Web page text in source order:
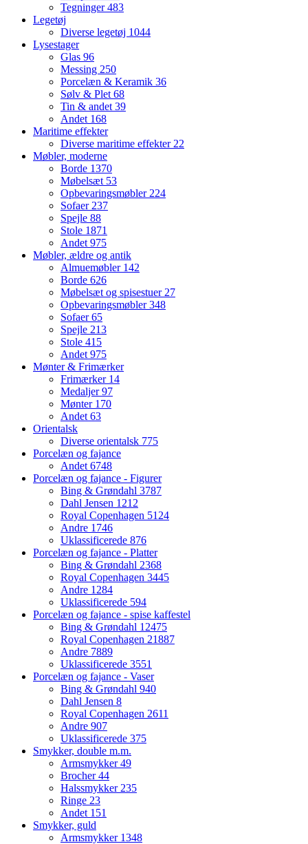
Tegninger483
Legetøj
Diverse legetøj 1044
Lysestager
Glas 96
Messing 250
Porcelæn & Keramik 36
Sølv & Plet68
Tin & andet39
Andet 168
Maritime effekter
Diverse maritime effekter22
Møbler, moderne
Borde 1370
Møbelsæt 53
Opbevaringsmøbler224
Sofaer237
Spejle 88
Stole 1871
Andet975
Møbler, ældre og antik
Almuemøbler 142
Borde 626
Møbelsæt og spisestuer27
Opbevaringsmøbler348
Sofaer65
Spejle 213
Stole 415
Andet975
Mønter & Frimærker
Frimærker 14
Medaljer97
Mønter 170
Andet63
Orientalsk
Diverse orientalsk 775
Porcelæn og fajance
Andet6748
Porcelæn og fajance - Figurer
Bing & Grøndahl 3787
Dahl Jensen 1212
Royal Copenhagen 5124
Andre 1746
Uklassificerede 876
Porcelæn og fajance - Platter
Bing & Grøndahl 2368
Royal Copenhagen 3445
Andre 1284
Uklassificerede 594
Porcelæn og fajance - spise kaffestel
Bing & Grøndahl 12475
Royal Copenhagen 21887
Andre 7889
Uklassificerede 3551
Porcelæn og fajance - Vaser
Bing & Grøndahl 940
Dahl Jensen 8
Royal Copenhagen 2611
Andre 907
Uklassificerede 375
Smykker, double m.m.
Armsmykker49
Brocher44
Halssmykker235
Ringe 23
Andet 151
Smykker, guld
Armsmykker 1348